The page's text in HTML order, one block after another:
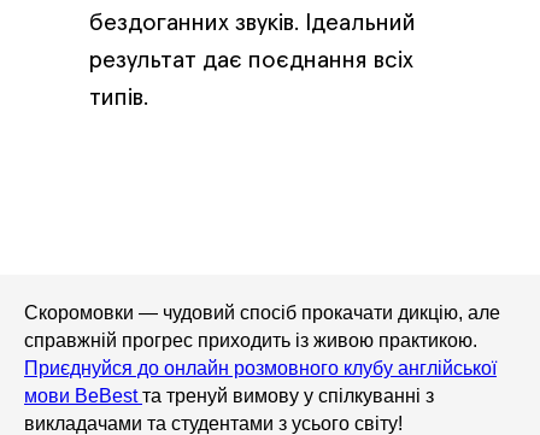
бездоганних звуків. Ідеальний
результат дає поєднання всіх
типів.
Скоромовки — чудовий спосіб прокачати дикцію, але
справжній прогрес приходить із живою практикою.
Приєднуйся до онлайн розмовного клубу англійської
мови BeBestта тренуй вимову у спілкуванні з
викладачами та студентами з усього світу!